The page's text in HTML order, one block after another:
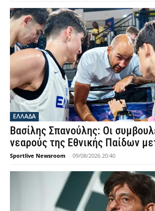
ΕΛΛΑΔΑ
Βασίλης Σπανούλης: Οι
νεαρούς της Εθνικής Παίδων
Sportlive Newsroom - 09/08/2026 20:40